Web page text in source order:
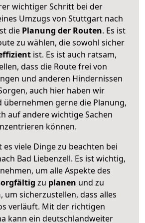
wichtiger Schritt bei der
Umzugs von Stuttgart nach
diePlanung der Routen. Es ist
zu wählen, die sowohl sicher
ist. Es ist auch ratsam,
dass die Route frei von
und anderen Hindernissen
auch hier haben wir
übernehmen gerne die Planung,
auf andere wichtige Sachen
können.
es viele Dinge zu beachten bei
Bad Liebenzell. Es ist wichtig,
um alle Aspekte des
zu planen und zu
, um sicherzustellen, dass alles
verläuft. Mit der richtigen
kann ein deutschlandweiter